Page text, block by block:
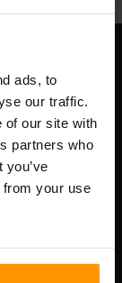
ads, to
our traffic.
of our site with
partners who
from your use